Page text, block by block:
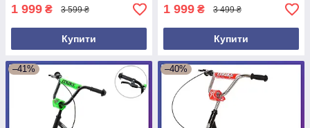
1 999 ₴ 3 599 ₴
Купити
1 999 ₴ 3 499 ₴
Купити
–41% –40%